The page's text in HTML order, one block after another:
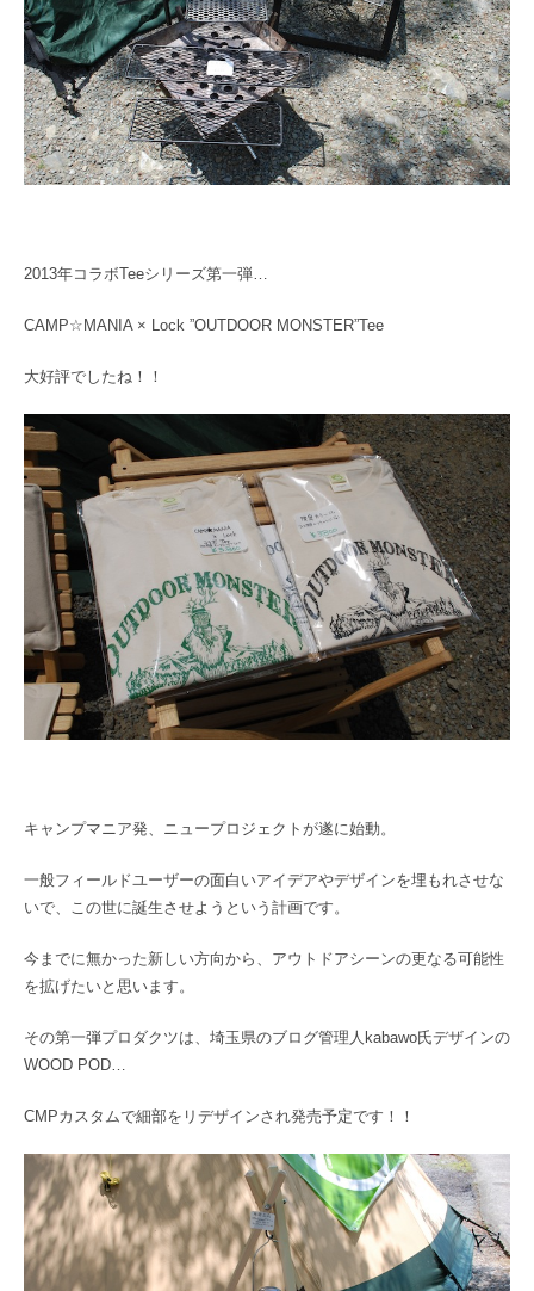
2013年コラボTeeシリーズ第一弾…
CAMP☆MANIA × Lock ”OUTDOOR MONSTER”Tee
大好評でしたね！！
キャンプマニア発、ニュープロジェクトが遂に始動。
一般フィールドユーザーの面白いアイデアやデザインを埋もれさせな
いで、この世に誕生させようという計画です。
今までに無かった新しい方向から、アウトドアシーンの更なる可能性
を拡げたいと思います。
その第一弾プロダクツは、埼玉県のブログ管理人kabawo氏デザインの
WOOD POD…
CMPカスタムで細部をリデザインされ発売予定です！！